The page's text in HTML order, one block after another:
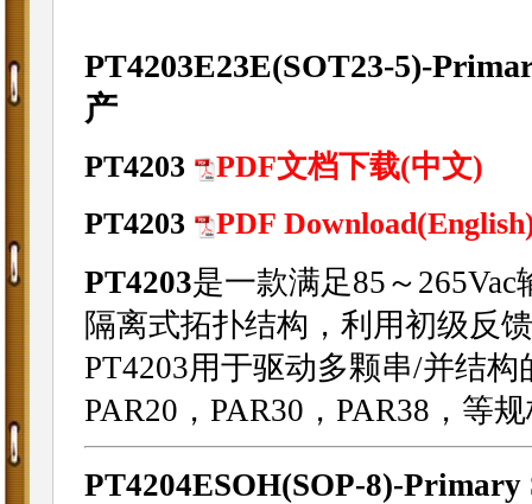
PT4203E23E(SOT23-5)-
产
PT4203
PDF文档下载(中文)
PT4203
PDF
PT4203是一款满足85～
隔离式拓扑结构，利用初级反
PT4203用于驱动多颗串/并结
PAR20，PAR30，PAR38，等
PT4204ESOH(SOP-8)-Primary